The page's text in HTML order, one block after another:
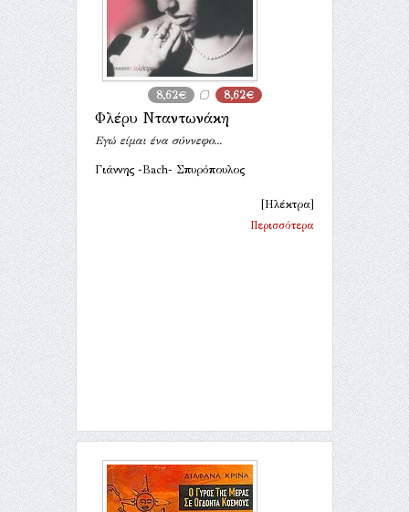
8,62€ 8,62€
Φλέρυ Νταντωνάκη
Εγώ είμαι ένα σύννεφο...
Γιάννης -Bach- Σπυρόπουλος
[Ηλέκτρα]
Περισσότερα